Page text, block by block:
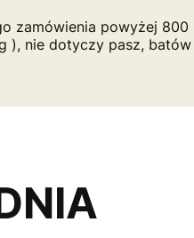
zamówienia powyżej 800
), nie dotyczy pasz, batów